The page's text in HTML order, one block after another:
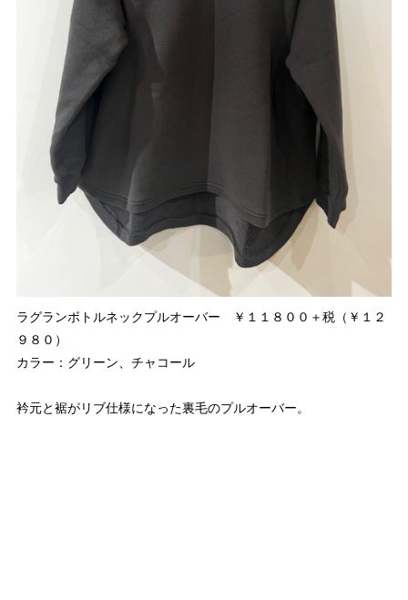
ラグランボトルネックプルオーバー ￥１１８００＋税（￥１２
９８０）
カラー：グリーン、チャコール
衿元と裾がリブ仕様になった裏毛のプルオーバー。